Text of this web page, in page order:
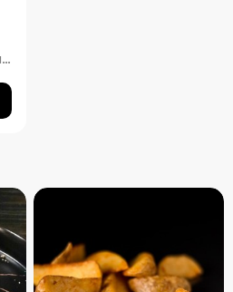
Этот сытный куриный суп сочетает в себе насыщенный вкус и разнообразные текстуры. Бульон густой и кремообразный, с мягкими кусочками куриного мяса и овощей, таких как морковь и лук, которые добавляют глубины вкуса. Макароны сохраняют мягкость и эластичность, придавая супу приятную кремовую текстуру. Петрушка добавляет свежие травяные ноты, подчеркивая богатство вкуса этого классического блюда.